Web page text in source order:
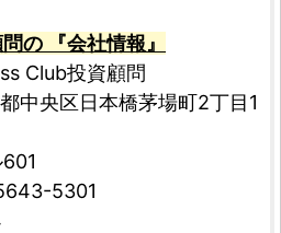
の 『会社情報』
Club投資顧問
中央区日本橋茅場町2丁目1
5301